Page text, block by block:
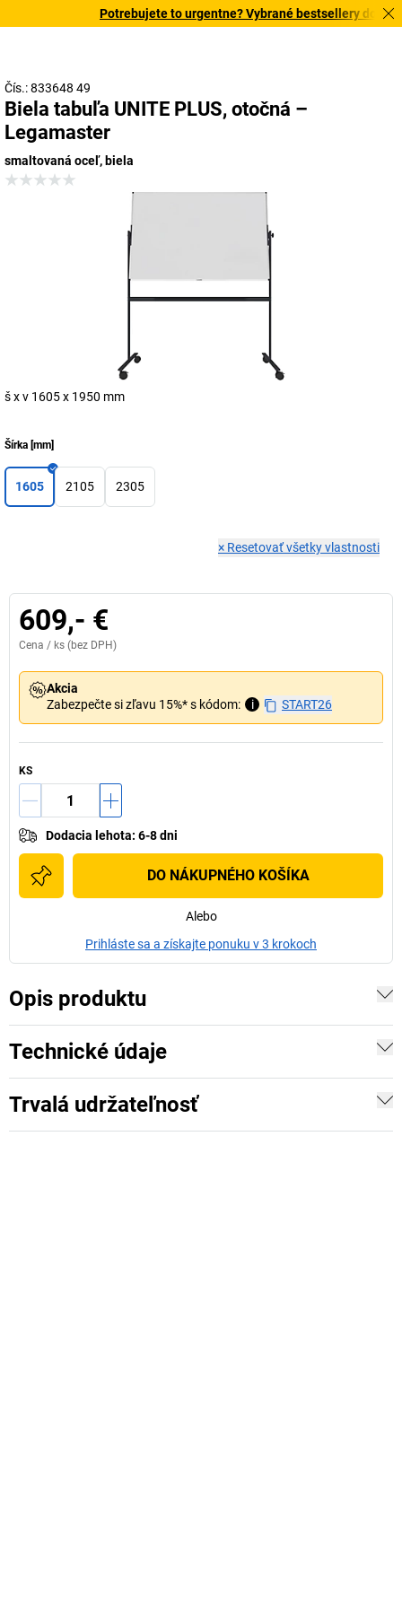
Potrebujete to urgentne? Vybrané bestsellery
Čís.: 833648 49
Biela tabuľa UNITE PLUS, otočná –
Legamaster
smaltovaná oceľ, biela
š x v 1605 x 1950 mm
Šírka [mm]
1605 2105 2305
× Resetovať všetky vlastnosti
609,- €
Cena / ks (bez DPH)
Akcia
Zabezpečte si zľavu 15%* s kódom:
i START26
KS
Dodacia lehota: 6-8 dni
DO NÁKUPNÉHO KOŠÍKA
Alebo
Prihláste sa a získajte ponuku v 3 krokoch
Opis produktu
Technické údaje
Trvalá udržateľnosť